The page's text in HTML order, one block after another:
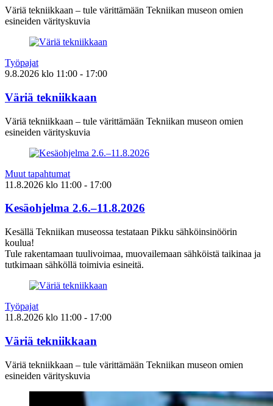
Väriä tekniikkaan – tule värittämään Tekniikan museon omien
esineiden värityskuvia
Työpajat
9.8.2026 klo 11:00 - 17:00
Väriä tekniikkaan
Väriä tekniikkaan – tule värittämään Tekniikan museon omien
esineiden värityskuvia
Muut tapahtumat
11.8.2026 klo 11:00 - 17:00
Kesäohjelma 2.6.–11.8.2026
Kesällä Tekniikan museossa testataan Pikku sähköinsinöörin
koulua!
Tule rakentamaan tuulivoimaa, muovailemaan sähköistä taikinaa ja
tutkimaan sähköllä toimivia esineitä.
Työpajat
11.8.2026 klo 11:00 - 17:00
Väriä tekniikkaan
Väriä tekniikkaan – tule värittämään Tekniikan museon omien
esineiden värityskuvia